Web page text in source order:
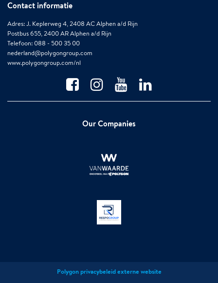
Contact informatie
Adres: J. Keplerweg 4, 2408 AC Alphen a/d Rijn
Postbus 655, 2400 AR Alphen a/d Rijn
Telefoon: 088 - 500 35 00
nederland@polygongroup.com
www.polygongroup.com/nl
Our Companies
Polygon privacybeleid externe website